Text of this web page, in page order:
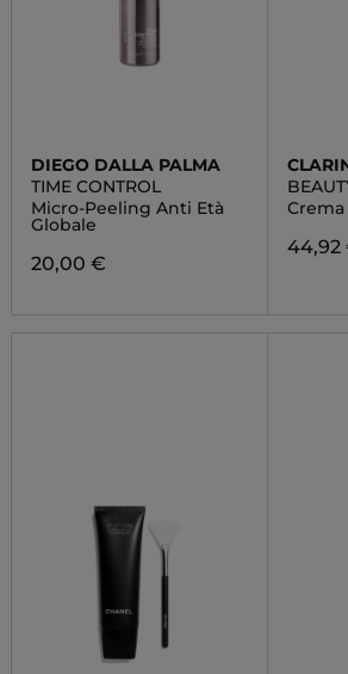
DIEGO DALLA PALMA
TIME CONTROL
Micro-Peeling Anti Età
Globale
20,00 €
44,92